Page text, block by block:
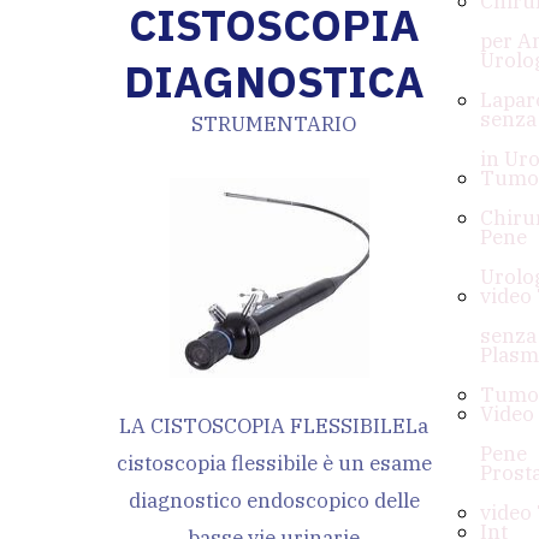
Pene
video
Int
per
in
Pene
video
CISTOSCOPIA
DIAGNOSTICA
STRUMENTARIO
LA CISTOSCOPIA FLESSIBILELa
cistoscopia flessibile è un esame
diagnostico endoscopico delle